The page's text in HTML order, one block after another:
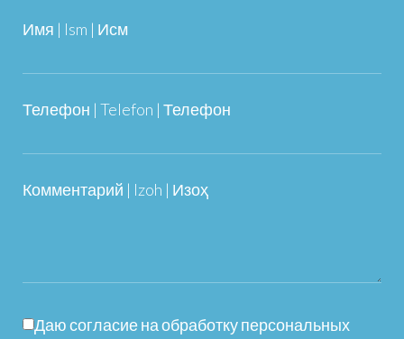
Имя | Ism | Исм
Телефон | Telefon | Телефон
Комментарий | Izoh | Изоҳ
Даю согласие на обработку персональных